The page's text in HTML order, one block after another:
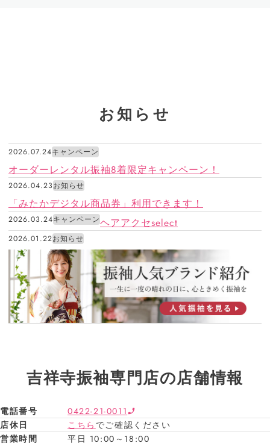
お知らせ
2026.07.24キャンペーン
オーダーレンタル振袖8着限定キャンペーン！
2026.04.23お知らせ
「みたかデジタル商品券」利用できます！
2026.03.24キャンペーンヘアアクセselect
2026.01.22お知らせ
吉祥寺振袖専門店の店舗情報
電話番号
0422-21-0011
店休日
こちら でご確認ください
営業時間
平日 10:00～18:00